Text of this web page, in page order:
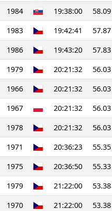
1984 19:38:00
58.09
1983 19:42:41
57.87
1986 19:43:20
57.83
1979 20:21:32
56.03
1966 20:21:32
56.03
1967 20:21:32
56.03
1978 20:21:32
56.03
1971 20:36:23
55.35
1975 20:36:50
55.33
1979 21:22:00
53.38
1970 21:22:00
53.38